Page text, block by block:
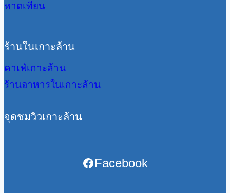
หาดเทียน
ร้านในเกาะล้าน
คาเฟ่เกาะล้าน
ร้านอาหารในเกาะล้าน
จุดชมวิวเกาะล้าน
Facebook